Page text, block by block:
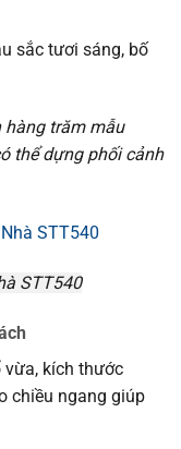
sắc tươi sáng, bố
hàng trăm mẫu
thể dựng phối cảnh
STT540
vừa, kích thước
chiều ngang giúp